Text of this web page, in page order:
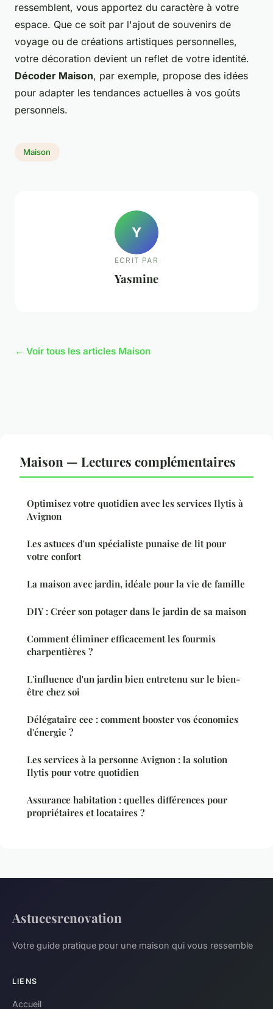
ressemblent, vous apportez du caractère à votre
espace. Que ce soit par l'ajout de souvenirs de
voyage ou de créations artistiques personnelles,
votre décoration devient un reflet de votre identité.
Décoder Maison, par exemple, propose des idées
pour adapter les tendances actuelles à vos goûts
personnels.
Maison
Y
ECRIT PAR
Yasmine
← Voir tous les articles Maison
Maison — Lectures complémentaires
Optimisez votre quotidien avec les services Ilytis à
Avignon
Les astuces d'un spécialiste punaise de lit pour
votre confort
La maison avec jardin, idéale pour la vie de famille
DIY : Créer son potager dans le jardin de sa maison
Comment éliminer efficacement les fourmis
charpentières ?
L'influence d'un jardin bien entretenu sur le bien-
être chez soi
Délégataire cee : comment booster vos économies
d'énergie ?
Les services à la personne Avignon : la solution
Ilytis pour votre quotidien
Assurance habitation : quelles différences pour
propriétaires et locataires ?
Astucesrenovation
Votre guide pratique pour une maison qui vous ressemble
LIENS
Accueil